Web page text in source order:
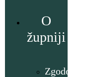
O
župniji
Zgodovina